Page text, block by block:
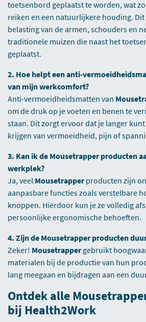
toetsenbord geplaatst te worden, wat
reiken en een natuurlijkere houding.
belasting van de armen, schouders en
traditionele muizen die naast het
geplaatst.
2. Hoe helpt een anti-
van mijn werkcomfort?
Anti-vermoeidheidsmatten van
om de druk op je voeten en benen te
staan. Dit zorgt ervoor dat je langer
krijgen van vermoeidheid, pijn of
3. Kan ik de Mousetrapper producten
werkplek?
Ja, veel Mousetrapperproducten zijn
aanpasbare functies zoals verstelbare
knoppen. Hierdoor kun je ze volledig
persoonlijke ergonomische behoeften.
4. Zijn de Mousetrapper producten
Zeker! Mousetrappergebruikt
materialen bij de productie van hun
lang meegaan en bijdragen aan een
Ontdek alle
bij Health2Work